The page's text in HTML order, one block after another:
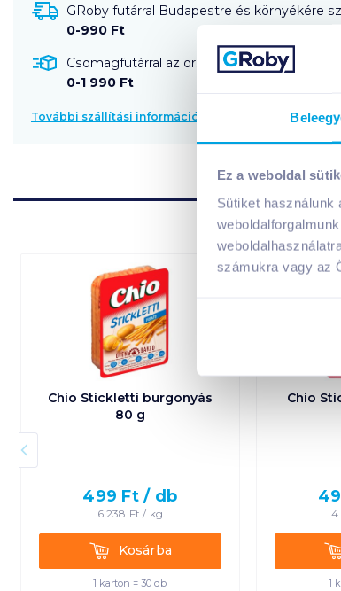
Ez a weboldal
Sütiket
számukra vagy az
GRoby futárral Budapestre és környékére
0-990 Ft
Csomagfutárral az ország egész területére
0-1 990 Ft
További szállítási információk
Chio Stickletti burgonyás
80 g
499 Ft / db
6 238 Ft / kg
KosárbaKosárba
1 karton = 30 db
Chio
4
1